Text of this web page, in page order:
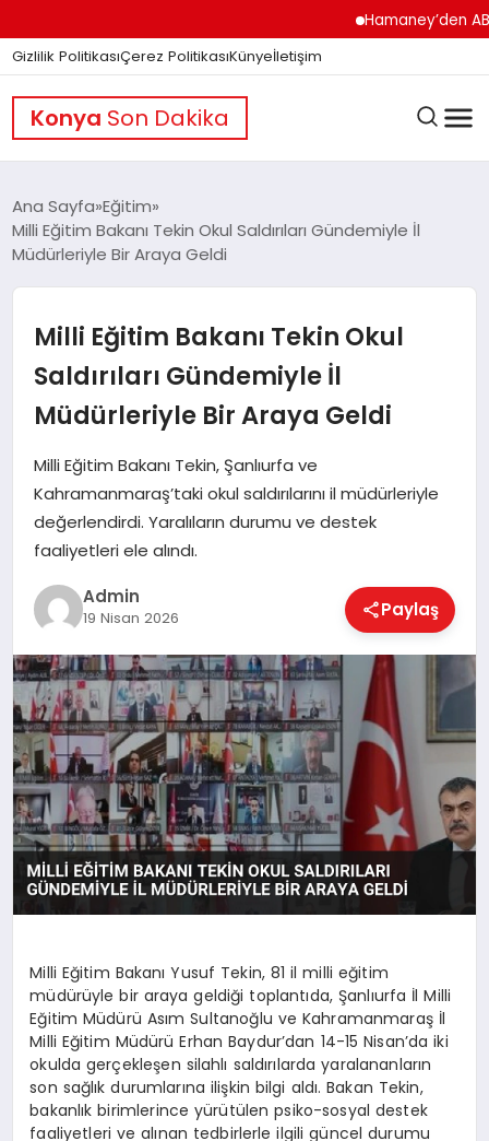
Hamaney’den
Gizlilik PolitikasıÇerez PolitikasıKünyeİletişim
Konya Son Dakika
GÜNDEM
DÜNYA
EĞITIM
EKONOMI
MAGAZIN
SAĞLIK
SPOR
TEKNOLOJI
Ana Sayfa Eğitim
Milli Eğitim Bakanı Tekin Okul Saldırıları Gündemiyle İl
Müdürleriyle Bir Araya Geldi
Milli Eğitim Bakanı Tekin Okul
Saldırıları Gündemiyle İl
Müdürleriyle Bir Araya Geldi
Milli Eğitim Bakanı Tekin, Şanlıurfa ve
Kahramanmaraş’taki okul saldırılarını il müdürleriyle
değerlendirdi. Yaralıların durumu ve destek
faaliyetleri ele alındı.
Admin
19 Nisan 2026 Paylaş
Milli Eğitim Bakanı Yusuf Tekin, 81 il milli eğitim
müdürüyle bir araya geldiği toplantıda, Şanlıurfa İl Milli
Eğitim Müdürü Asım Sultanoğlu ve Kahramanmaraş İl
Milli Eğitim Müdürü Erhan Baydur’dan 14-15 Nisan’da iki
okulda gerçekleşen silahlı saldırılarda yaralananların
son sağlık durumlarına ilişkin bilgi aldı. Bakan Tekin,
bakanlık birimlerince yürütülen psiko-sosyal destek
faaliyetleri ve alınan tedbirlerle ilgili güncel durumu